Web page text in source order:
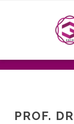
PROF.